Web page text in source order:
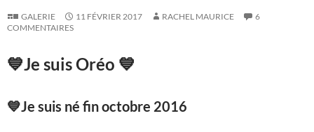
GALERIE 11 FÉVRIER 2017 RACHEL MAURICE
6
COMMENTAIRES
💙Je suis Oréo 💙
💙Je suis né fin octobre 2016